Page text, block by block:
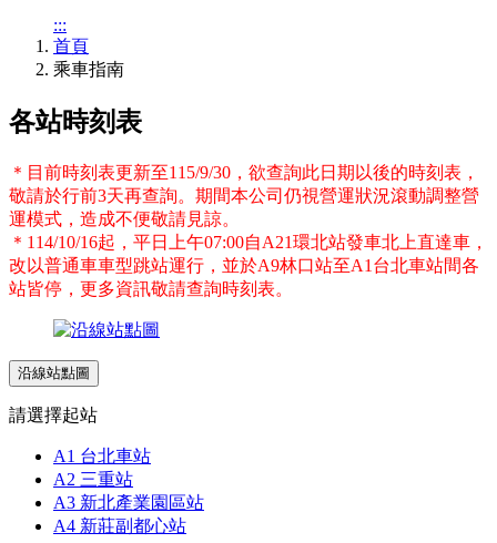
:::
首頁
乘車指南
各站時刻表
＊目前時刻表更新至115/9/30，欲查詢此日期以後的時刻表，
敬請於行前3天再查詢。期間本公司仍視營運狀況滾動調整營
運模式，造成不便敬請見諒。
＊114/10/16起，平日上午07:00自A21環北站發車北上直達車，
改以普通車車型跳站運行，並於A9林口站至A1台北車站間各
站皆停，更多資訊敬請查詢時刻表。
沿線站點圖
請選擇起站
A1 台北車站
A2 三重站
A3 新北產業園區站
A4 新莊副都心站